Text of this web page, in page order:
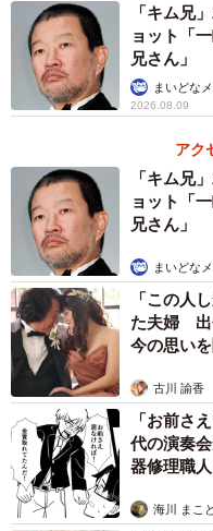
「キム兄
ョット「
兄さん」
まいどな
2026.08.09
アク
「キム兄
ョット「
兄さん」
まいどな
「この人
た夫婦 出
今の思い
古川 諭香
「お前さ
代の演奏
器修理職
海川 まこと